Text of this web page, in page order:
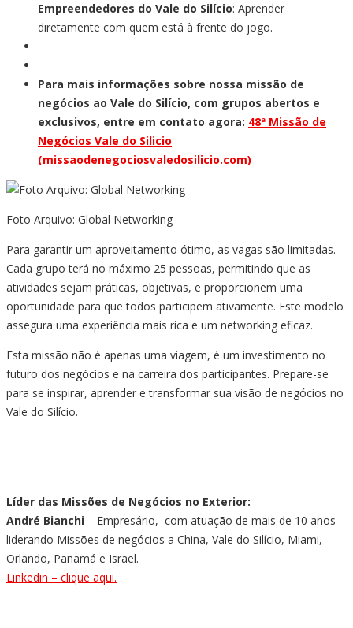
Empreendedores do Vale do Silício: Aprender
diretamente com quem está à frente do jogo.
Para mais informações sobre nossa missão de
negócios ao Vale do Silício, com grupos abertos e
exclusivos, entre em contato agora: 48ª Missão de
Negócios Vale do Silicio
(missaodenegociosvaledosilicio.com)
Foto Arquivo: Global Networking
Para garantir um aproveitamento ótimo, as vagas são limitadas.
Cada grupo terá no máximo 25 pessoas, permitindo que as
atividades sejam práticas, objetivas, e proporcionem uma
oportunidade para que todos participem ativamente. Este modelo
assegura uma experiência mais rica e um networking eficaz.
Esta missão não é apenas uma viagem, é um investimento no
futuro dos negócios e na carreira dos participantes. Prepare-se
para se inspirar, aprender e transformar sua visão de negócios no
Vale do Silício.
Líder das Missões de Negócios no Exterior:
André Bianchi – Empresário, com atuação de mais de 10 anos
liderando Missões de negócios a China, Vale do Silício, Miami,
Orlando, Panamá e Israel.
Linkedin – clique aqui.